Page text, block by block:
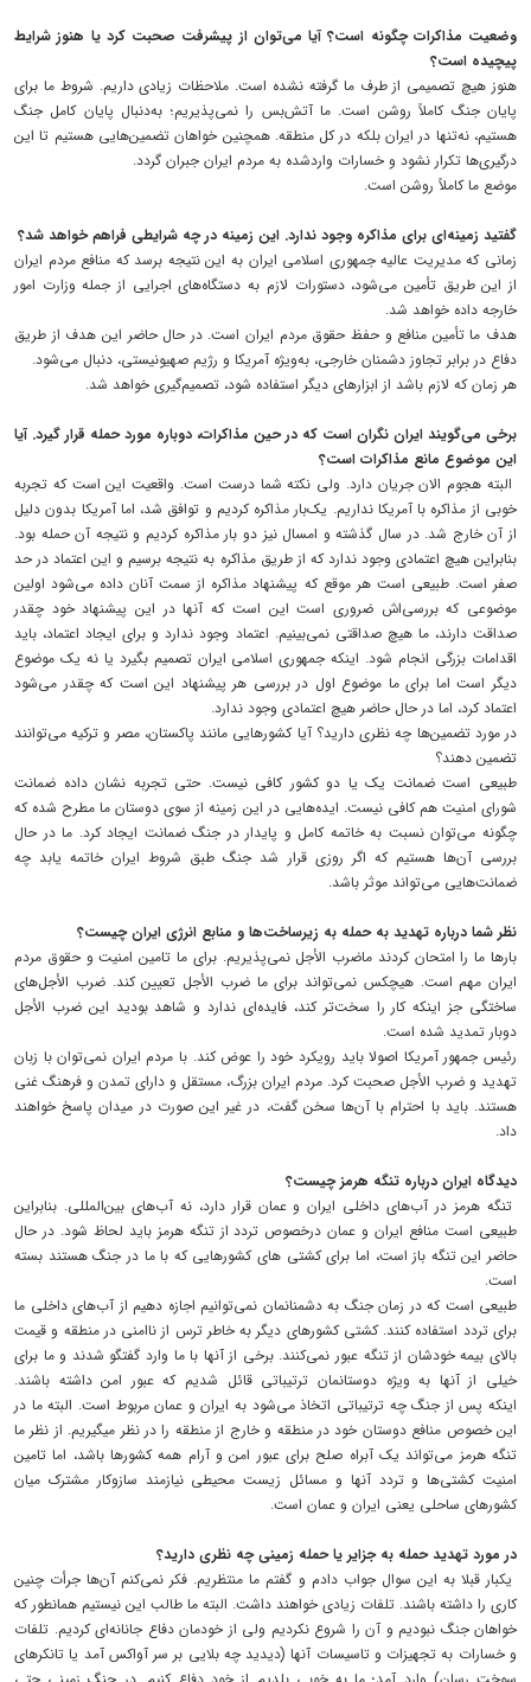
وضعیت مذاکرات چگونه است؟ آیا می‌توان از پیشرفت صحبت کرد یا هنوز شرایط
پیچیده است؟
هنوز هیچ تصمیمی از طرف ما گرفته نشده است. ملاحظات زیادی داریم. شروط ما برای
پایان جنگ کاملاً روشن است. ما آتش‌بس را نمی‌پذیریم؛ به‌دنبال پایان کامل جنگ
هستیم، نه‌تنها در ایران بلکه در کل منطقه. همچنین خواهان تضمین‌هایی هستیم تا این
درگیری‌ها تکرار نشود و خسارات واردشده به مردم ایران جبران گردد.
موضع ما کاملاً روشن است.
گفتید زمینه‌ای برای مذاکره وجود ندارد. این زمینه در چه شرایطی فراهم خواهد شد؟
زمانی که مدیریت عالیه جمهوری اسلامی ایران به این نتیجه برسد که منافع مردم ایران
از این طریق تأمین می‌شود، دستورات لازم به دستگاه‌های اجرایی از جمله وزارت امور
خارجه داده خواهد شد.
هدف ما تأمین منافع و حفظ حقوق مردم ایران است. در حال حاضر این هدف از طریق
دفاع در برابر تجاوز دشمنان خارجی، به‌ویژه آمریکا و رژیم صهیونیستی، دنبال می‌شود.
هر زمان که لازم باشد از ابزارهای دیگر استفاده شود، تصمیم‌گیری خواهد شد.
برخی می‌گویند ایران نگران است که در حین مذاکرات، دوباره مورد حمله قرار گیرد. آیا
این موضوع مانع مذاکرات است؟
البته هجوم الان جریان دارد. ولی نکته شما درست است. واقعیت این است که تجربه
خوبی از مذاکره با آمریکا نداریم. یک‌بار مذاکره کردیم و توافق شد، اما آمریکا بدون دلیل
از آن خارج شد. در سال گذشته و امسال نیز دو بار مذاکره کردیم و نتیجه آن حمله بود.
بنابراین هیچ اعتمادی وجود ندارد که از طریق مذاکره به نتیجه برسیم و این اعتماد در حد
صفر است. طبیعی است هر موقع که پیشنهاد مذاکره از سمت آنان داده می‌شود اولین
موضوعی که بررسی‌اش ضروری است این است که آنها در این پیشنهاد خود چقدر
صداقت دارند، ما هیچ صداقتی نمی‌بینیم. اعتماد وجود ندارد و برای ایجاد اعتماد، باید
اقدامات بزرگی انجام شود. اینکه جمهوری اسلامی ایران تصمیم بگیرد یا نه یک موضوع
دیگر است اما برای ما موضوع اول در بررسی هر پیشنهاد این است که چقدر می‌شود
اعتماد کرد، اما در حال حاضر هیچ اعتمادی وجود ندارد.
در مورد تضمین‌ها چه نظری دارید؟ آیا کشورهایی مانند پاکستان، مصر و ترکیه می‌توانند
تضمین دهند؟
طبیعی است ضمانت یک یا دو کشور کافی نیست. حتی تجربه نشان داده ضمانت
شورای امنیت هم کافی نیست. ایده‌هایی در این زمینه از سوی دوستان ما مطرح شده که
چگونه می‌توان نسبت به خاتمه کامل و پایدار در جنگ ضمانت ایجاد کرد. ما در حال
بررسی آن‌ها هستیم که اگر روزی قرار شد جنگ طبق شروط ایران خاتمه یابد چه
ضمانت‌هایی می‌تواند موثر باشد.
نظر شما درباره تهدید به حمله به زیرساخت‌ها و منابع انرژی ایران چیست؟
بارها ما را امتحان کردند ماضرب الأجل نمی‌پذیریم. برای ما تامین امنیت و حقوق مردم
ایران مهم است. هیچکس نمی‌تواند برای ما ضرب الأجل تعیین کند. ضرب الأجل‌های
ساختگی جز اینکه کار را سخت‌تر کند، فایده‌ای ندارد و شاهد بودید این ضرب الأجل
دوبار تمدید شده است.
رئیس جمهور آمریکا اصولا باید رویکرد خود را عوض کند. با مردم ایران نمی‌توان با زبان
تهدید و ضرب الأجل صحبت کرد. مردم ایران بزرگ، مستقل و دارای تمدن و فرهنگ غنی
هستند. باید با احترام با آن‌ها سخن گفت، در غیر این صورت در میدان پاسخ خواهند
داد.
دیدگاه ایران درباره تنگه هرمز چیست؟
تنگه هرمز در آب‌های داخلی ایران و عمان قرار دارد، نه آب‌های بین‌المللی. بنابراین
طبیعی است منافع ایران و عمان درخصوص تردد از تنگه هرمز باید لحاظ شود. در حال
حاضر این تنگه باز است، اما برای کشتی های کشورهایی که با ما در جنگ هستند بسته
است.
طبیعی است که در زمان جنگ به دشمنانمان نمی‌توانیم اجازه دهیم از آب‌های داخلی ما
برای تردد استفاده کنند. کشتی کشورهای دیگر به خاطر ترس از ناامنی در منطقه و قیمت
بالای بیمه خودشان از تنگه عبور نمی‌کنند. برخی از آنها با ما وارد گفتگو شدند و ما برای
خیلی از آنها به ویژه دوستانمان ترتیباتی قائل شدیم که عبور امن داشته باشند.
اینکه پس از جنگ چه ترتیباتی اتخاذ می‌شود به ایران و عمان مربوط است. البته ما در
این خصوص منافع دوستان خود در منطقه و خارج از منطقه را در نظر میگیریم. از نظر ما
تنگه هرمز می‌تواند یک آبراه صلح برای عبور امن و آرام همه کشورها باشد، اما تامین
امنیت کشتی‌ها و تردد آنها و مسائل زیست محیطی نیازمند سازوکار مشترک میان
کشورهای ساحلی یعنی ایران و عمان است.
در مورد تهدید حمله به جزایر یا حمله زمینی چه نظری دارید؟
یکبار قبلا به این سوال جواب دادم و گفتم ما منتظریم. فکر نمی‌کنم آن‌ها جرأت چنین
کاری را داشته باشند. تلفات زیادی خواهند داشت. البته ما طالب این نیستیم همانطور که
خواهان جنگ نبودیم و آن را شروع نکردیم ولی از خودمان دفاع جانانه‌ای کردیم. تلفات
و خسارات به تجهیزات و تاسیسات آنها (دیدید چه بلایی بر سر آواکس آمد یا تانکرهای